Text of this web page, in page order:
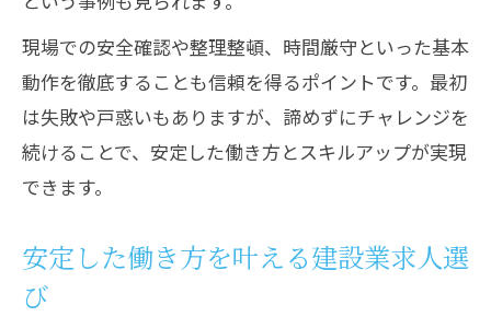
現場での安全確認や整理整頓、時間厳守といった基本
動作を徹底することも信頼を得るポイントです。最初
は失敗や戸惑いもありますが、諦めずにチャレンジを
続けることで、安定した働き方とスキルアップが実現
できます。
安定した働き方を叶える建設業求人選
び